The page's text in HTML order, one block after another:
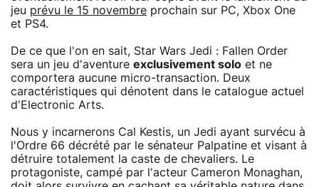
jeu prévu le 15 novembre prochain sur PC, Xbox One
et PS4.
De ce que l'on en sait, Star Wars Jedi : Fallen Order
sera un jeu d'aventure exclusivement solo et ne
comportera aucune micro-transaction. Deux
caractéristiques qui dénotent dans le catalogue actuel
d'Electronic Arts.
Nous y incarnerons Cal Kestis, un Jedi ayant survécu à
l'Ordre 66 décrété par le sénateur Palpatine et visant à
détruire totalement la caste de chevaliers. Le
protagoniste, campé par l'acteur Cameron Monaghan,